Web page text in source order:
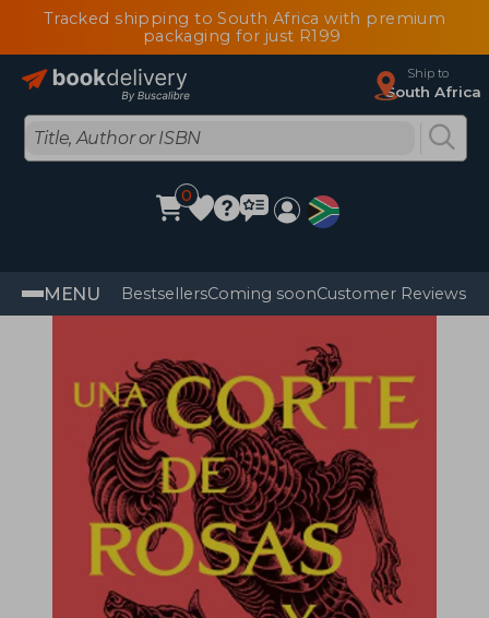
Tracked shipping to South Africa with premium
packaging for just R199
Ship to
South Africa
0
MENU BestsellersComing soonCustomer Reviews